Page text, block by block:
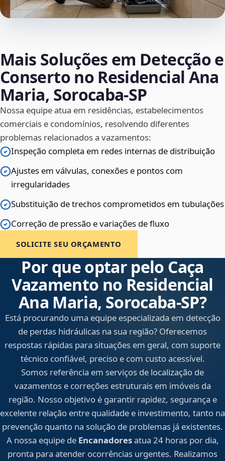
Mais Soluções em Detecção e
Conserto no Residencial Ana
Maria, Sorocaba‑SP
Nossa equipe atua em residências, estabelecimentos
comerciais e condomínios, resolvendo diferentes
problemas relacionados a vazamentos:
Inspeção completa em redes internas de distribuição
Ajustes em válvulas, conexões e pontos com
irregularidades
Substituição de trechos comprometidos em tubulações
Correção de pressão e variações de fluxo
SOLICITE SEU ORÇAMENTO
Por que optar pelo Caça
Vazamento no Residencial
Ana Maria, Sorocaba‑SP?
Está procurando uma equipe especializada em detecção
de perdas hidráulicas na sua região? Oferecemos
respostas rápidas para situações em geral, com suporte
técnico confiável, preciso e com custo acessível.
Somos referência em serviços de localização de
vazamentos e correções estruturais em imóveis da
região. Nosso objetivo é garantir rapidez, segurança e
excelente relação entre qualidade e investimento, tanto na
prevenção quanto na solução de problemas já existentes.
A nossa equipe de Encanadoresatua 24 horas por dia,
pronta para atender ocorrências urgentes. Realizamos